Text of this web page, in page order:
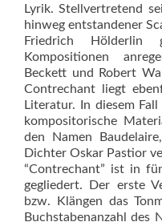
Lyrik. Stellvertretend
hinweg entstandener
Friedrich
Kompositionen
Beckett und Robert
Contrechant liegt
Literatur. In diesem
kompositorische
den Namen
Dichter Oskar Pastior
“Contrechant” ist in
gegliedert. Der erste
bzw. Klängen das
Buchstabenanzahl des